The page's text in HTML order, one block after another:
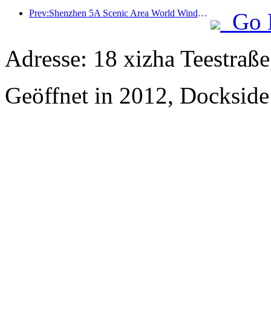
Prev:Shenzhen 5A Scenic Area World Window Opened Drone Lieferroute
Go
Adresse: 18 xizha
Geöffnet in 2012,